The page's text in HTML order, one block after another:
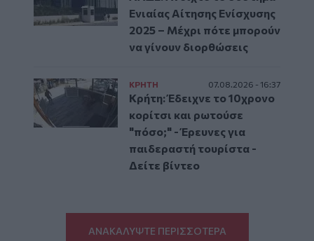
Ενιαίας Αίτησης Ενίσχυσης
2025 – Μέχρι πότε μπορούν
να γίνουν διορθώσεις
ΚΡΗΤΗ 07.08.2026 - 16:37
Κρήτη: Έδειχνε το 10χρονο
κορίτσι και ρωτούσε
"πόσο;" - Έρευνες για
παιδεραστή τουρίστα -
Δείτε βίντεο
ΑΝΑΚΑΛΥΨΤΕ ΠΕΡΙΣΣΟΤΕΡΑ